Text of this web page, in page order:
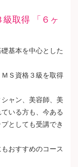
取得 「６ヶ
基本を中心とした
Ｓ資格３級を取得
ャン、美容師、美
いる方も、今ある
としても受講でき
おすすめのコース